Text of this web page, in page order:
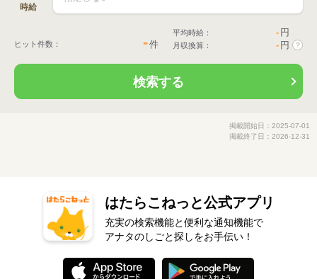
時給
ヒット件数： -件
平均時給： - 円
月収換算： - 円 ?
検索する
掲載開始日：2025-07-01
掲載終了日：2026-12-31
はたらこねっと公式アプリ
充実の検索機能と便利な通知機能で
アナタのしごと探しをお手伝い！